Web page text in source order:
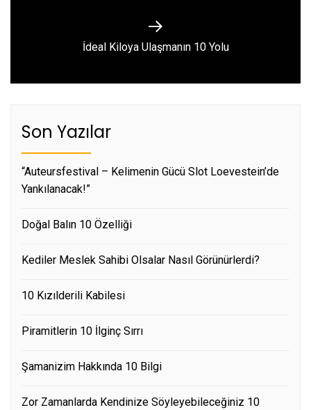
Next
İdeal Kiloya Ulaşmanın 10 Yolu
Son Yazılar
“Auteursfestival – Kelimenin Gücü Slot Loevestein’de
Yankılanacak!”
Doğal Balın 10 Özelliği
Kediler Meslek Sahibi Olsalar Nasıl Görünürlerdi?
10 Kızılderili Kabilesi
Piramitlerin 10 İlginç Sırrı
Şamanizim Hakkında 10 Bilgi
Zor Zamanlarda Kendinize Söyleyebileceğiniz 10